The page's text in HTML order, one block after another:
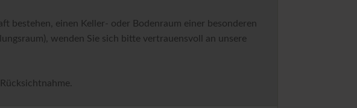
bestehen, einen Keller- oder Bodenraum einer besonderen
wenden Sie sich bitte vertrauensvoll an unsere